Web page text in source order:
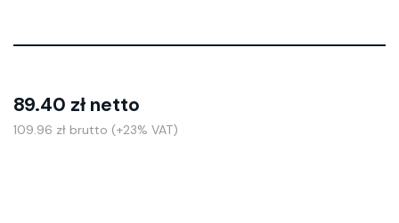
89.40 zł netto
109.96 zł brutto (+23% VAT)